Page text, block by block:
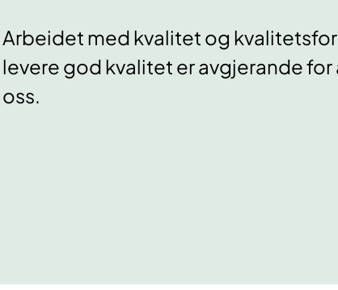
Arbeidet med kvalitet og
levere god kvalitet er avgjerande
oss.